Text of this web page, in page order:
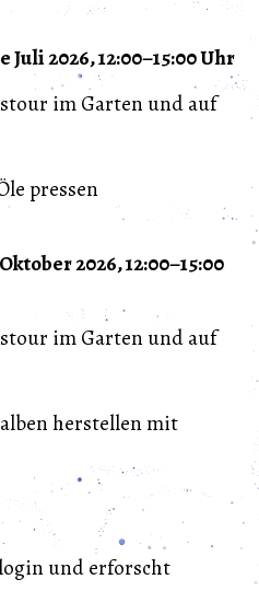
2026, 12:00–15:00 Uhr
im Garten und auf
pressen
2026, 12:00–15:00
im Garten und auf
herstellen mit
und erforscht